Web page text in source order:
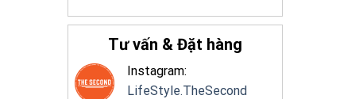
Tư vấn & Đặt hàng
Instagram:
LifeStyle.TheSecond